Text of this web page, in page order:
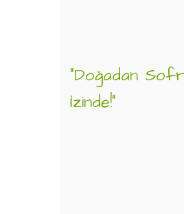
"Doğadan
İzinde!"